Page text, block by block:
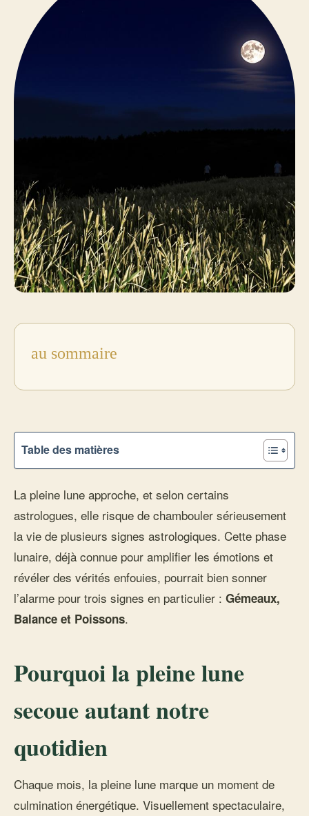
au sommaire
Table des matières
La pleine lune approche, et selon certains
astrologues, elle risque de chambouler sérieusement
la vie de plusieurs signes astrologiques. Cette phase
lunaire, déjà connue pour amplifier les émotions et
révéler des vérités enfouies, pourrait bien sonner
l’alarme pour trois signes en particulier : Gémeaux,
Balance et Poissons.
Pourquoi la pleine lune
secoue autant notre
quotidien
Chaque mois, la pleine lune marque un moment de
culmination énergétique. Visuellement spectaculaire,